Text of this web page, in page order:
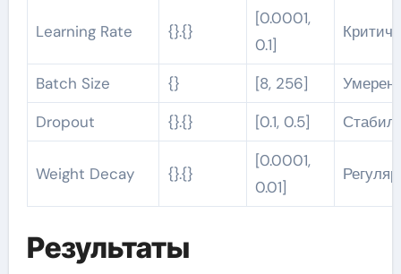
Learning Rate {}.{}
[0.0001,
0.1]
Batch Size {} [8, 256]
Dropout
{}.{} [0.1, 0.5]
Weight Decay {}.{}
[0.0001,
0.01]
Результаты